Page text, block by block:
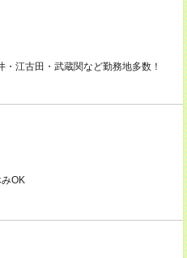
・江古田・武蔵関など勤務地多数！
OK